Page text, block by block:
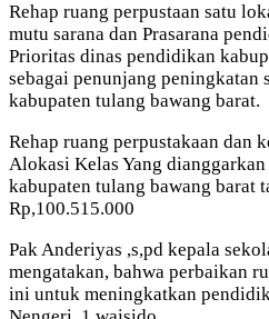
Rehap ruang perpustaan satu
mutu sarana dan Prasarana
Prioritas dinas pendidikan
sebagai penunjang peningkatan
kabupaten tulang bawang barat.
Rehap ruang perpustakaan dan
Alokasi Kelas Yang
kabupaten tulang bawang barat
Rp,100.515.000
Pak Anderiyas ,s,pd kepala
mengatakan, bahwa perbaikan
ini untuk meningkatkan